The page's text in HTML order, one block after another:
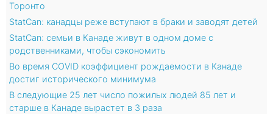
Торонто
StatCan: канадцы реже вступают в браки и заводят детей
StatCan: семьи в Канаде живут в одном доме с
родственниками, чтобы сэкономить
Во время COVID коэффициент рождаемости в Канаде
достиг исторического минимума
В следующие 25 лет число пожилых людей 85 лет и
старше в Канаде вырастет в 3 раза